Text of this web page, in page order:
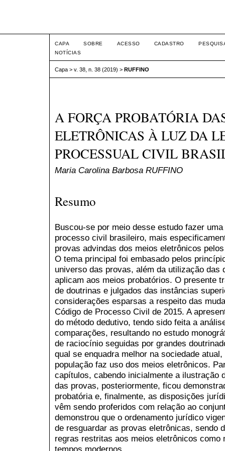
CAPA SOBRE ACESSO CADASTRO
NOTÍCIAS
Capa > v. 38, n. 38 (2019) > RUFFINO
A FORÇA PROBATÓRIA
ELETRÔNICAS À LUZ DA
PROCESSUAL CIVIL
Maria Carolina Barbosa RUFFINO
Resumo
Buscou-se por meio desse estudo fazer
processo civil brasileiro, mais
provas advindas dos meios eletrônicos
O tema principal foi embasado pelos
universo das provas, além da utilização
aplicam aos meios probatórios. O presente
de doutrinas e julgados das instâncias
considerações esparsas a respeito das
Código de Processo Civil de 2015. A
do método dedutivo, tendo sido feita a
comparações, resultando no estudo
de raciocínio seguidas por grandes
qual se enquadra melhor na sociedade
população faz uso dos meios eletrônicos.
capítulos, cabendo inicialmente a ilustração
das provas, posteriormente, ficou
probatória e, finalmente, as disposições
vêm sendo proferidos com relação ao
demonstrou que o ordenamento jurídico
de resguardar as provas eletrônicas, sendo
regras restritas aos meios eletrônicos como
tempos modernos.